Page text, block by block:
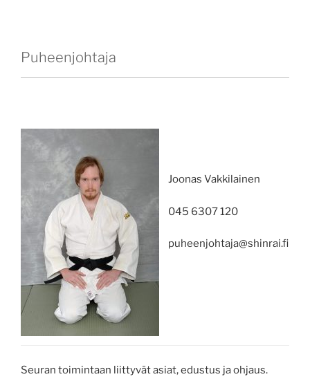
Puheenjohtaja
Joonas Vakkilainen
045 6307 120
puheenjohtaja@shinrai.fi
Seuran toimintaan liittyvät asiat, edustus ja ohjaus.